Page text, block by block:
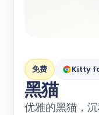
免费 Kitty
黑猫
优雅的黑猫，